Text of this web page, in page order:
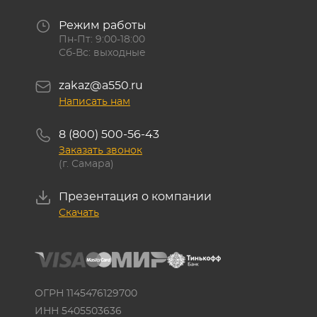
Режим работы
Пн-Пт: 9:00-18:00
Сб-Вс: выходные
zakaz@a550.ru
Написать нам
8 (800) 500-56-43
Заказать звонок
(г. Самара)
Презентация о компании
Скачать
ОГРН 1145476129700
ИНН 5405503636